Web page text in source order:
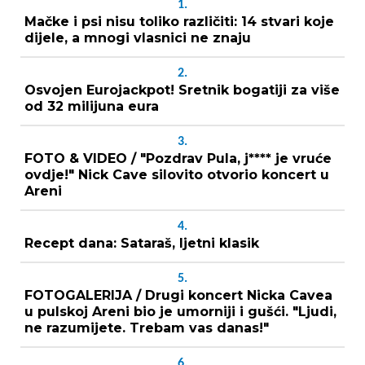
1.
Mačke i psi nisu toliko različiti: 14 stvari koje
dijele, a mnogi vlasnici ne znaju
2.
Osvojen Eurojackpot! Sretnik bogatiji za više
od 32 milijuna eura
3.
FOTO & VIDEO / "Pozdrav Pula, j**** je vruće
ovdje!" Nick Cave silovito otvorio koncert u
Areni
4.
Recept dana: Sataraš, ljetni klasik
5.
FOTOGALERIJA / Drugi koncert Nicka Cavea
u pulskoj Areni bio je umorniji i gušći. "Ljudi,
ne razumijete. Trebam vas danas!"